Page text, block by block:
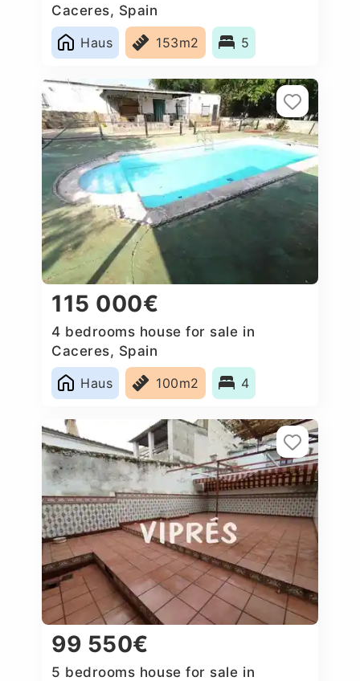
Caceres, Spain
Haus
153m2 5
115 000€
4 bedrooms house for sale in
Caceres, Spain
Haus
100m2 4
99 550€
5 bedrooms house for sale in